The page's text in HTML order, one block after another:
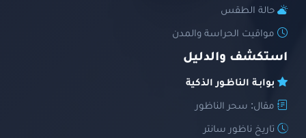
حالة الطقس
مواقيت الحراسة والمدن
استكشف والدليل
بوابـة الناظـور الذكية
مقال: سحر الناظور
تاريخ ناظور سانتر